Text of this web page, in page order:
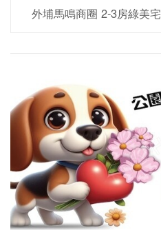
外埔馬鳴商圈 2-3房綠美宅